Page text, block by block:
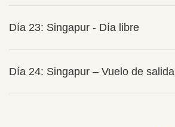
Día 23: Singapur - Día libre
Día 24: Singapur – Vuelo de salida